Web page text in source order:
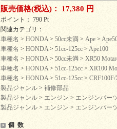
販売価格(税込) ： 17,380 円
ポイント： 790 Pt
関連カテゴリ：
車種名 > HONDA> 50cc未満 > Ape >
車種名 > HONDA> 51cc-125cc > Ape100
車種名 > HONDA> 50cc未満 > XR50
車種名 > HONDA> 51cc-125cc > XR100
車種名 > HONDA> 51cc-125cc >
製品ジャンル > 補修部品
製品ジャンル > エンジン > エンジンパー
製品ジャンル > エンジン > エンジンパー
個 数